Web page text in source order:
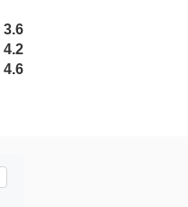
3.6
4.2
4.6